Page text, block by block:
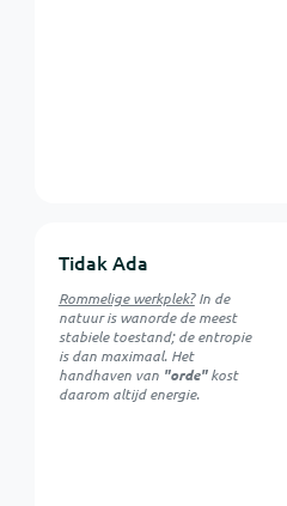
Tidak Ada
Rommelige werkplek?In de
natuur iswanordede meest
stabiele toestand; de entropie
is dan maximaal. Het
handhaven van "orde"kost
daarom altijd energie.